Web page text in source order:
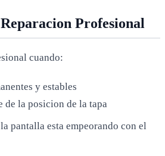
Profesional
cuando:
y estables
de la posicion de la tapa
pantalla esta empeorando con el